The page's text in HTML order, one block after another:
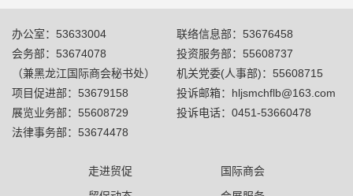
办公室：53633004
会务部：53674078
（兼黑龙江国际商会秘书处）
项目促进部：53679158
展览业务部：55608729
法律事务部：53674478
联络信息部：53676458
投资服务部：55608737
机关党委(人事部)：55608715
投诉邮箱：hljsmchflb@163.com
投诉电话：0451-53660478
走进贸促
国际商会